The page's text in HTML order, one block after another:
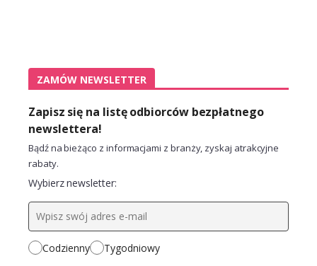
ZAMÓW NEWSLETTER
Zapisz się na listę odbiorców bezpłatnego
newslettera!
Bądź na bieżąco z informacjami z branży, zyskaj atrakcyjne
rabaty.
Wybierz newsletter:
Codzienny Tygodniowy